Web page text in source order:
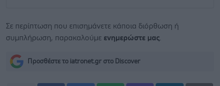
Σε περίπτωση που επισημάνετε κάποια διόρθωση ή
συμπλήρωση, παρακαλούμε ενημερώστε μας
Προσθέστε το iatronet.gr στο Discover